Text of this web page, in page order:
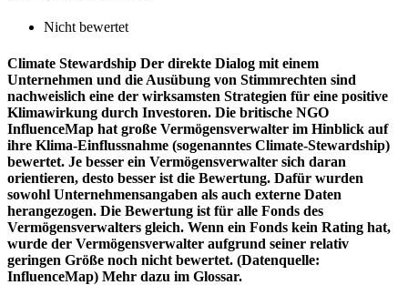
Nicht bewertet
Climate Stewardship Der direkte Dialog mit einem
Unternehmen und die Ausübung von Stimmrechten sind
nachweislich eine der wirksamsten Strategien für eine positive
Klimawirkung durch Investoren. Die britische NGO
InfluenceMap hat große Vermögensverwalter im Hinblick auf
ihre Klima-Einflussnahme (sogenanntes Climate-Stewardship)
bewertet. Je besser ein Vermögensverwalter sich daran
orientieren, desto besser ist die Bewertung. Dafür wurden
sowohl Unternehmensangaben als auch externe Daten
herangezogen. Die Bewertung ist für alle Fonds des
Vermögensverwalters gleich. Wenn ein Fonds kein Rating hat,
wurde der Vermögensverwalter aufgrund seiner relativ
geringen Größe noch nicht bewertet. (Datenquelle:
InfluenceMap) Mehr dazu im Glossar.